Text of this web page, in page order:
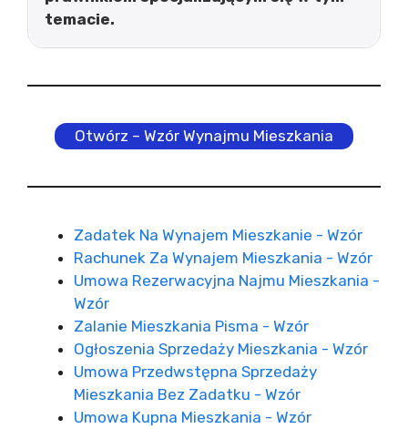
temacie.
Otwórz – Wzór Wynajmu Mieszkania
Zadatek Na Wynajem Mieszkanie - Wzór
Rachunek Za Wynajem Mieszkania - Wzór
Umowa Rezerwacyjna Najmu Mieszkania -
Wzór
Zalanie Mieszkania Pisma - Wzór
Ogłoszenia Sprzedaży Mieszkania - Wzór
Umowa Przedwstępna Sprzedaży
Mieszkania Bez Zadatku - Wzór
Umowa Kupna Mieszkania - Wzór